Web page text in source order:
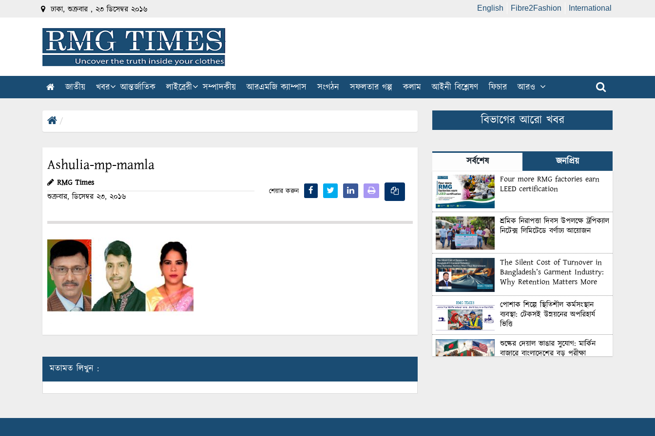
ঢাকা, শুক্রবার , ২৩ ডিসেম্বর ২০১৬ English Fibre2Fashion International
জাতীয় খবর আন্তর্জাতিক লাইব্রেরী সম্পাদকীয় আরএমজি ক্যাম্পাস সংগঠন সফলতার গল্প কলাম আইনী বিশ্লেষণ ফিচার আরও
Ashulia-mp-mamla
RMG Times
শুক্রবার, ডিসেম্বর ২৩, ২০১৬
শেয়ার করুন
মতামত লিখুন :
বিভাগের আরো খবর
সর্বশেষ জনপ্রিয়
Four more RMG factories earn
LEED certification
শ্রমিক নিরাপত্তা দিবস উপলক্ষে ট্রপিক্যাল
নিটেক্স লিমিটেডে বর্ণাঢ্য আয়োজন
The Silent Cost of Turnover in
Bangladesh’s Garment Industry:
Why Retention Matters More
পোশাক শিল্পে স্থিতিশীল কর্মসংস্থান
ব্যবস্থা: টেকসই উন্নয়নের অপরিহার্য
ভিত্তি
শুল্কের দেয়াল ভাঙার সুযোগ: মার্কিন
বাজারে বাংলাদেশের বড় পরীক্ষা